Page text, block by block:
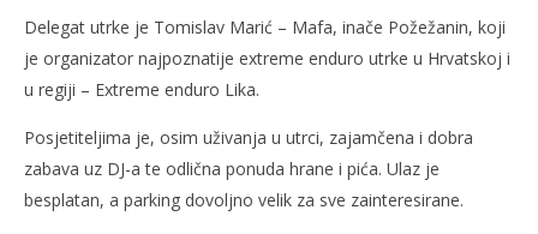
Delegat utrke je Tomislav Marić – Mafa, inače Požežanin, koji
je organizator najpoznatije extreme enduro utrke u Hrvatskoj i
u regiji – Extreme enduro Lika.
Posjetiteljima je, osim uživanja u utrci, zajamčena i dobra
zabava uz DJ-a te odlična ponuda hrane i pića. Ulaz je
besplatan, a parking dovoljno velik za sve zainteresirane.